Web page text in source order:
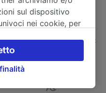
a Rovinj
Vai su
sul dispositivo
nei cookie, per
scelte facendo
diritto di
legittimo o